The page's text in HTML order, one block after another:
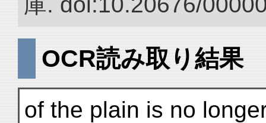
OCR読み取り結果
of the plain is no